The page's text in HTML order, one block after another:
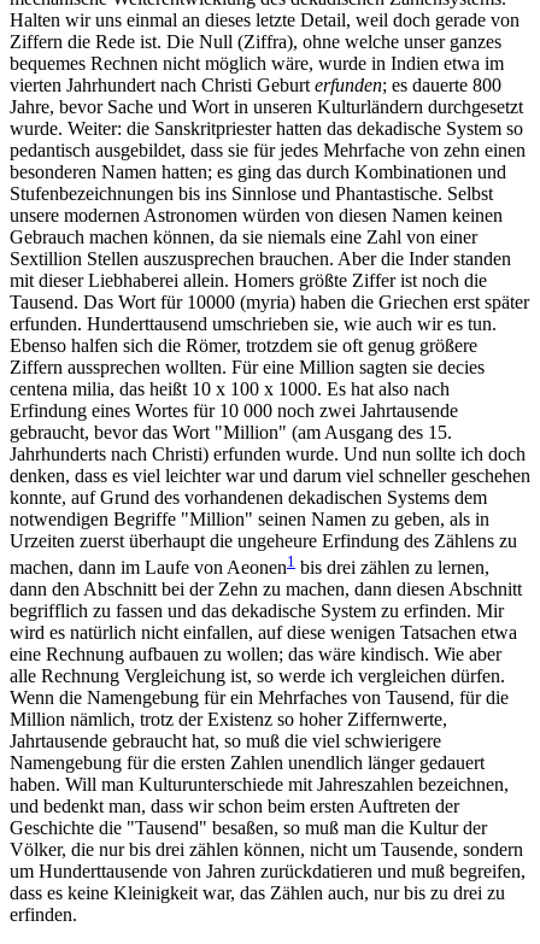
Halten wir uns einmal an dieses letzte Detail, weil doch gerade von
Ziffern die Rede ist. Die Null (Ziffra), ohne welche unser ganzes
bequemes Rechnen nicht möglich wäre, wurde in Indien etwa im
vierten Jahrhundert nach Christi Geburt erfunden; es dauerte 800
Jahre, bevor Sache und Wort in unseren Kulturländern durchgesetzt
wurde. Weiter: die Sanskritpriester hatten das dekadische System so
pedantisch ausgebildet, dass sie für jedes Mehrfache von zehn einen
besonderen Namen hatten; es ging das durch Kombinationen und
Stufenbezeichnungen bis ins Sinnlose und Phantastische. Selbst
unsere modernen Astronomen würden von diesen Namen keinen
Gebrauch machen können, da sie niemals eine Zahl von einer
Sextillion Stellen auszusprechen brauchen. Aber die Inder standen
mit dieser Liebhaberei allein. Homers größte Ziffer ist noch die
Tausend. Das Wort für 10000 (myria) haben die Griechen erst später
erfunden. Hunderttausend umschrieben sie, wie auch wir es tun.
Ebenso halfen sich die Römer, trotzdem sie oft genug größere
Ziffern aussprechen wollten. Für eine Million sagten sie decies
centena milia, das heißt 10 x 100 x 1000. Es hat also nach
Erfindung eines Wortes für 10 000 noch zwei Jahrtausende
gebraucht, bevor das Wort "Million" (am Ausgang des 15.
Jahrhunderts nach Christi) erfunden wurde. Und nun sollte ich doch
denken, dass es viel leichter war und darum viel schneller geschehen
konnte, auf Grund des vorhandenen dekadischen Systems dem
notwendigen Begriffe "Million" seinen Namen zu geben, als in
Urzeiten zuerst überhaupt die ungeheure Erfindung des Zählens zu
machen, dann im Laufe von Aeonen1 bis drei zählen zu lernen,
dann den Abschnitt bei der Zehn zu machen, dann diesen Abschnitt
begrifflich zu fassen und das dekadische System zu erfinden. Mir
wird es natürlich nicht einfallen, auf diese wenigen Tatsachen etwa
eine Rechnung aufbauen zu wollen; das wäre kindisch. Wie aber
alle Rechnung Vergleichung ist, so werde ich vergleichen dürfen.
Wenn die Namengebung für ein Mehrfaches von Tausend, für die
Million nämlich, trotz der Existenz so hoher Ziffernwerte,
Jahrtausende gebraucht hat, so muß die viel schwierigere
Namengebung für die ersten Zahlen unendlich länger gedauert
haben. Will man Kulturunterschiede mit Jahreszahlen bezeichnen,
und bedenkt man, dass wir schon beim ersten Auftreten der
Geschichte die "Tausend" besaßen, so muß man die Kultur der
Völker, die nur bis drei zählen können, nicht um Tausende, sondern
um Hunderttausende von Jahren zurückdatieren und muß begreifen,
dass es keine Kleinigkeit war, das Zählen auch, nur bis zu drei zu
erfinden.